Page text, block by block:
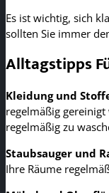
Es ist wichtig, sich
sollten Sie immer
Alltagstipps
Kleidung und
regelmäßig
regelmäßig zu
Staubsauger und
Ihre Räume